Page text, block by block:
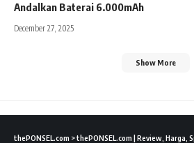
Andalkan Baterai 6.000mAh
December 27, 2025
Show More
thePONSEL.com >thePONSEL.com | Review, Harga,